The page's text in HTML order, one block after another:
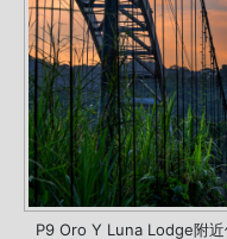
P9 Oro Y Luna Lodge附